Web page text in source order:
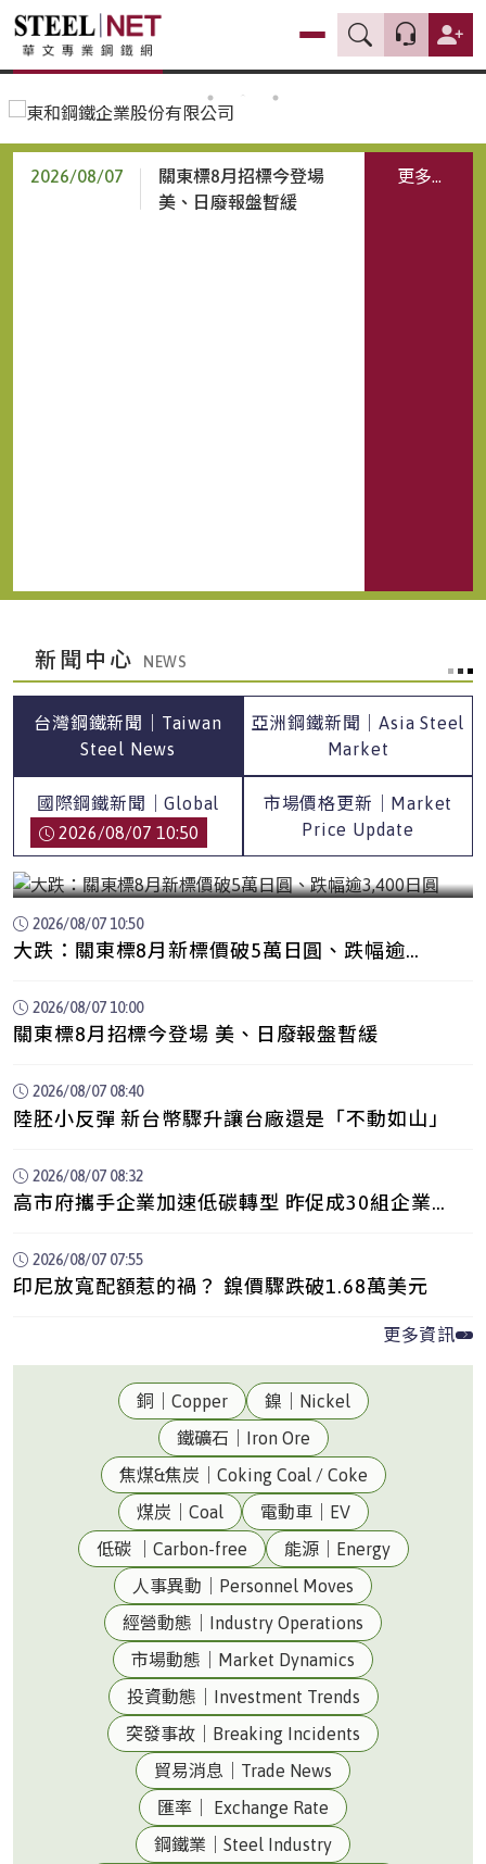
2026/08/07
關東標8月招標今登場
美、日廢報盤暫緩
2026/08/07 更多...
新聞中心
台灣鋼鐵新聞｜Taiwan
Steel News
亞洲鋼鐵新聞｜Asia Steel
Market
國際鋼鐵新聞｜Global
Steel News
市場價格更新｜Market
Price Update
2026/08/07 10:50
圓
2026/08/07 10:50
大跌：關東標8月新標價破5萬日圓、跌幅逾
2026/08/07 10:00
關東標8月招標今登場 美、日廢報盤暫緩
2026/08/07 08:40
陸胚小反彈 新台幣驟升讓台廠還是「不動如山」
2026/08/07 08:32
高市府攜手企業加速低碳轉型 昨促成30組企業合
2026/08/07 07:55
印尼放寬配額惹的禍？ 鎳價驟跌破1.68萬美元
更多資訊
銅｜Copper
鎳｜Nickel
鐵礦石｜Iron Ore
焦煤&焦炭｜Coking Coal / Coke
煤炭｜Coal
電動車｜EV
低碳 ｜Carbon-free
能源｜Energy
人事異動｜Personnel Moves
經營動態｜Industry Operations
市場動態｜Market Dynamics
投資動態｜Investment Trends
突發事故｜Breaking Incidents
貿易消息｜Trade News
匯率｜ Exchange Rate
鋼鐵業｜Steel Industry